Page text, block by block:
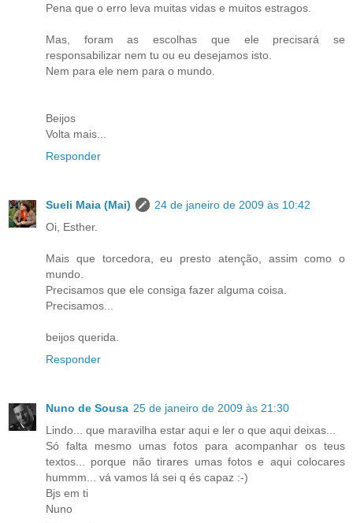
Pena que o erro leva muitas vidas e muitos estragos.
Mas, foram as escolhas que ele precisará se
responsabilizar nem tu ou eu desejamos isto.
Nem para ele nem para o mundo.
Beijos
Volta mais...
Responder
Sueli Maia (Mai)
24 de janeiro de 2009 às 10:42
Oi, Esther.
Mais que torcedora, eu presto atenção, assim como o
mundo.
Precisamos que ele consiga fazer alguma coisa.
Precisamos...
beijos querida.
Responder
Nuno de Sousa 25 de janeiro de 2009 às 21:30
Lindo... que maravilha estar aqui e ler o que aqui deixas...
Só falta mesmo umas fotos para acompanhar os teus
textos... porque não tirares umas fotos e aqui colocares
hummm... vá vamos lá sei q és capaz :-)
Bjs em ti
Nuno